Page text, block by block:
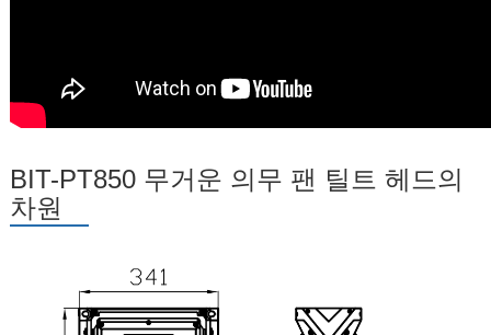
BIT-PT850 무거운 의무 팬 틸트 헤드의
차원